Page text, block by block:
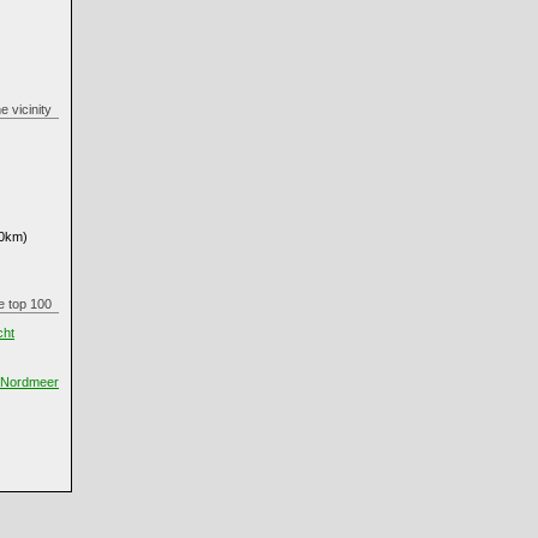
vicinity
top 100